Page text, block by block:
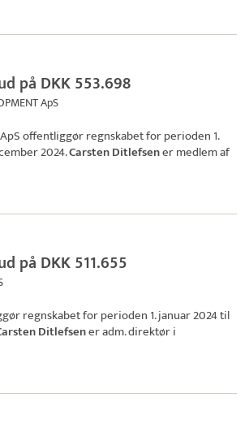
på DKK 553.698
ApS
offentliggør regnskabet for perioden 1.
2024.Carsten Ditlefsener medlem af
på DKK 511.655
regnskabet for perioden 1. januar 2024 til
Ditlefsener adm. direktør i